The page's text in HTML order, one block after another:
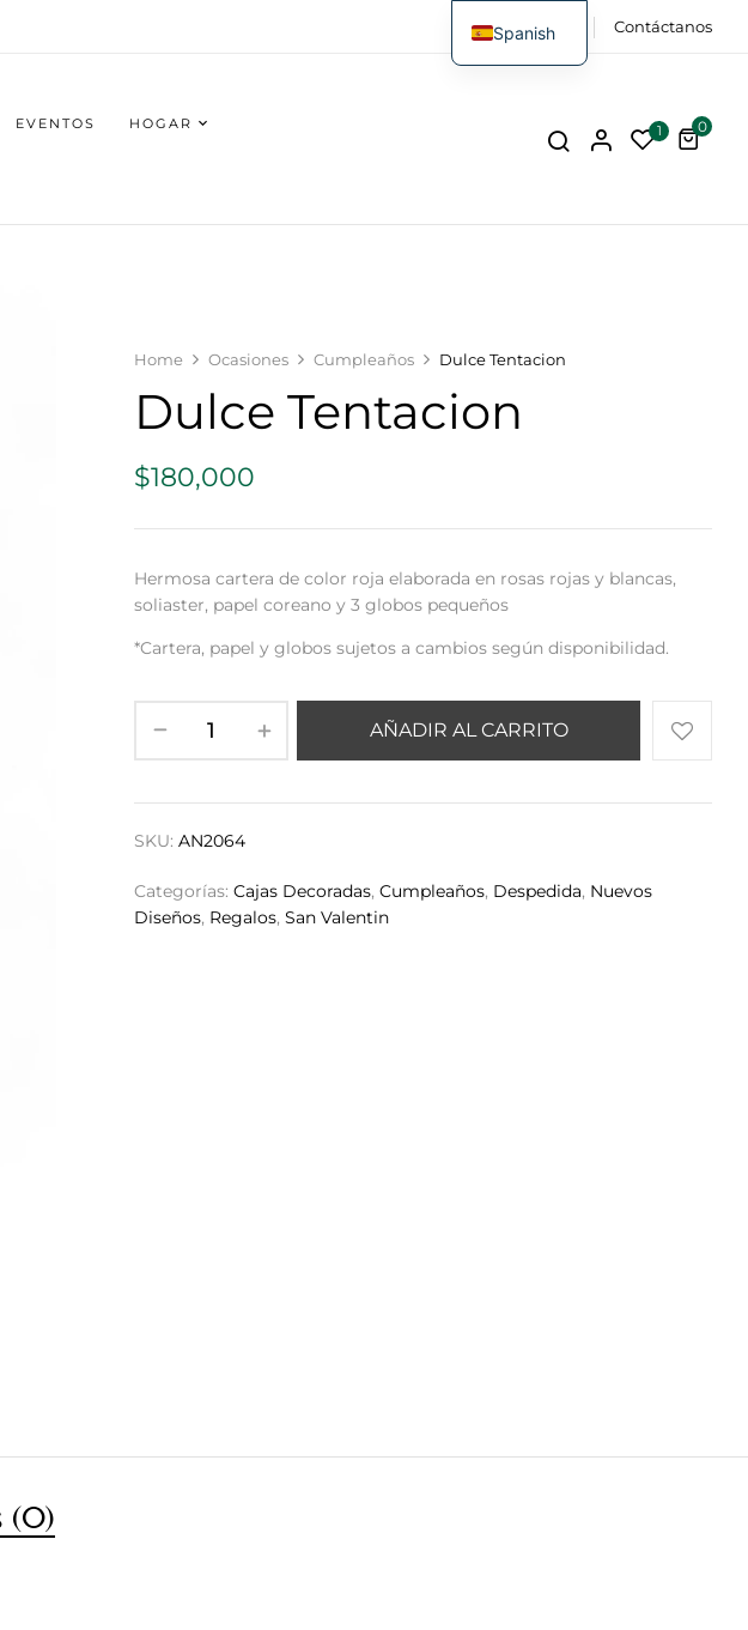
FAQs Contáctanos
EVENTOS
HOGAR
1 0
Home Ocasiones Cumpleaños Dulce Tentacion
Dulce Tentacion
$180,000
Hermosa cartera de color roja elaborada en rosas rojas y blancas,
soliaster, papel coreano y 3 globos pequeños
*Cartera, papel y globos sujetos a cambios según disponibilidad.
AÑADIR AL CARRITO
SKU:AN2064
Categorías:Cajas Decoradas,Cumpleaños, Despedida, Nuevos
Diseños, Regalos,San Valentin
(0)
Spanish